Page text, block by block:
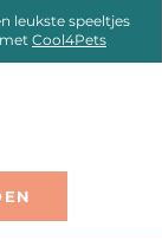
leukste speeltjes
Cool4Pets